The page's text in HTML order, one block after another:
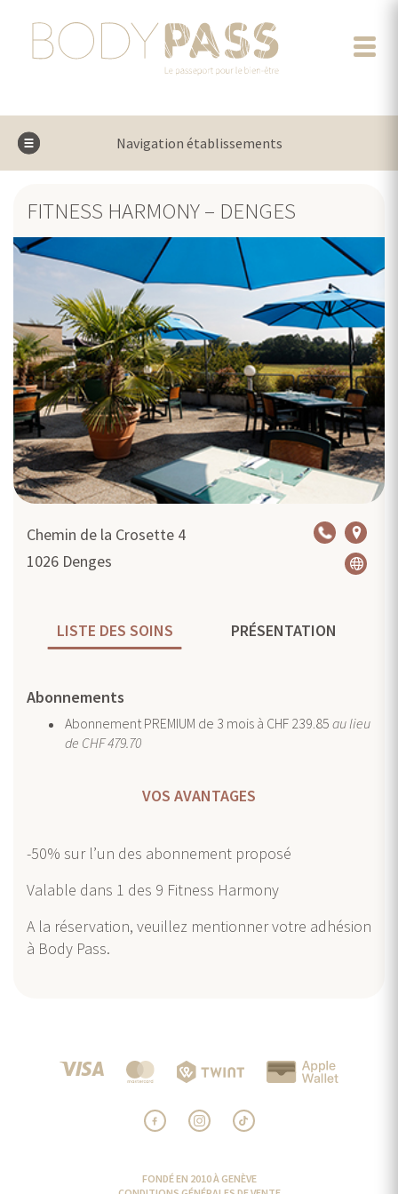
Navigation établissements
FITNESS HARMONY – DENGES
Chemin de la Crosette 4
1026 Denges
LISTE DES SOINS PRÉSENTATION
Abonnements
Abonnement PREMIUM de 3 mois à CHF 239.85 au lieu
de CHF 479.70
VOS AVANTAGES
-50% sur l’un des abonnement proposé
Valable dans 1 des 9 Fitness Harmony
A la réservation, veuillez mentionner votre adhésion
à Body Pass.
FONDÉ EN 2010 À GENÈVE